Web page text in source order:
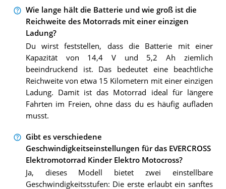
Wie lange hält die Batterie und wie groß ist die
Reichweite des Motorrads mit einer einzigen
Ladung?
Du wirst feststellen, dass die Batterie mit einer
Kapazität von 14,4 V und 5,2 Ah ziemlich
beeindruckend ist. Das bedeutet eine beachtliche
Reichweite von etwa 15 Kilometern mit einer einzigen
Ladung. Damit ist das Motorrad ideal für längere
Fahrten im Freien, ohne dass du es häufig aufladen
musst.
Gibt es verschiedene
Geschwindigkeitseinstellungen für das EVERCROSS
Elektromotorrad Kinder Elektro Motocross?
Ja, dieses Modell bietet zwei einstellbare
Geschwindigkeitsstufen: Die erste erlaubt ein sanftes